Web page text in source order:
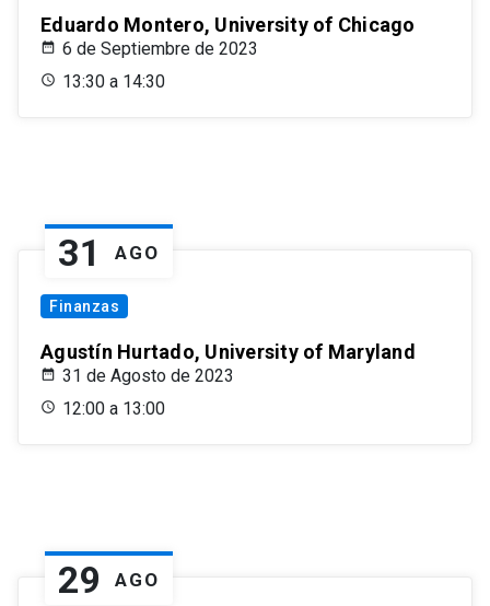
Eduardo Montero, University of Chicago
6 de Septiembre de 2023
13:30 a 14:30
31 AGO
Finanzas
Agustín Hurtado, University of Maryland
31 de Agosto de 2023
12:00 a 13:00
29 AGO